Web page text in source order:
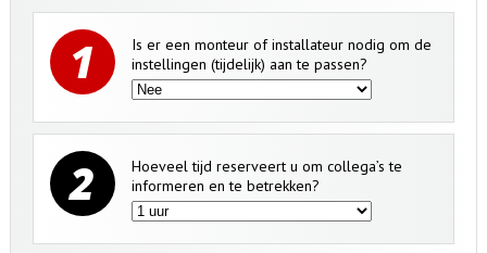
1
Is er een monteur of installateur nodig om de
instellingen (tijdelijk) aan te passen?
2
Hoeveel tijd reserveert u om collega’s te
informeren en te betrekken?